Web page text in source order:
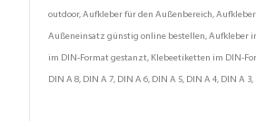
outdoor, Aufkleber für den Außenbereich,
Außeneinsatz günstig online bestellen, Aufkleber
im DIN-Format gestanzt, Klebeetiketten im DIN-
DIN A 8, DIN A 7, DIN A 6, DIN A 5, DIN A 4, DIN A